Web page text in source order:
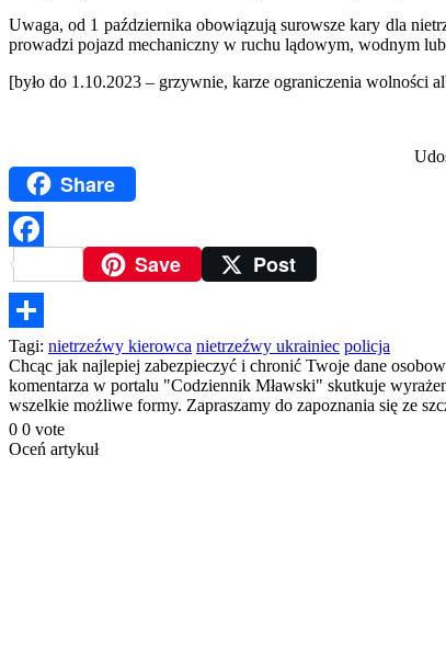
Uwaga, od 1 października obowiązują surowsze kary dla
prowadzi pojazd mechaniczny w ruchu lądowym, wodnym
[było do 1.10.2023 – grzywnie, karze ograniczenia wolności
Share
FacebookSave Post
Podziel
się
Tagi: nietrzeźwy kierowca nietrzeźwy ukrainiec policja
Chcąc jak najlepiej zabezpieczyć i chronić Twoje dane
komentarza w portalu "Codziennik Mławski" skutkuje
wszelkie możliwe formy. Zapraszamy do zapoznania się ze
0 0 vote
Oceń artykuł